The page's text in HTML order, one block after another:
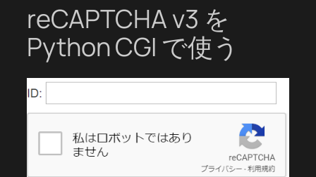
reCAPTCHA v3 を
Python CGI で使う